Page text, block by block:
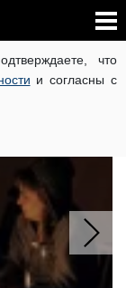
что
и согласны с
КОРОНАВИРУС В
об